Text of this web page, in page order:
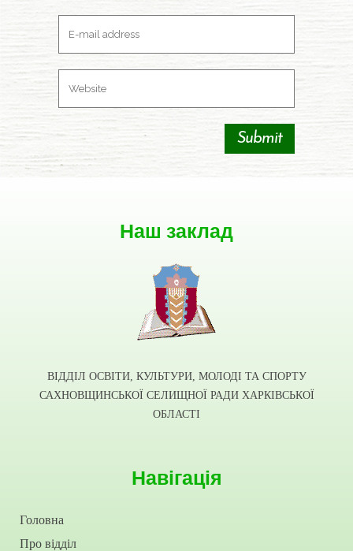
Наш заклад
ВІДДІЛ ОСВІТИ, КУЛЬТУРИ, МОЛОДІ ТА СПОРТУ
САХНОВЩИНСЬКОЇ СЕЛИЩНОЇ РАДИ ХАРКІВСЬКОЇ
ОБЛАСТІ
Навігація
Головна
Про відділ